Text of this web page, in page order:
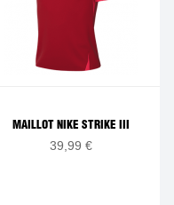
MAILLOT NIKE STRIKE III
39,99 €